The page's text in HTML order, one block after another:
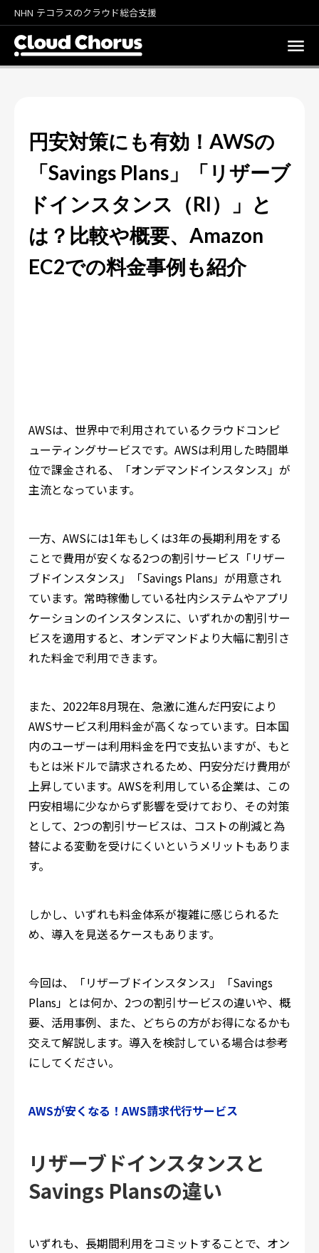
NHN テコラスのクラウド総合支援
円安対策にも有効！AWSの
「Savings Plans」「リザーブ
ドインスタンス（RI）」と
は？比較や概要、Amazon
EC2での料金事例も紹介
AWSは、世界中で利用されているクラウドコンピ
ューティングサービスです。AWSは利用した時間単
位で課金される、「オンデマンドインスタンス」が
主流となっています。
一方、AWSには1年もしくは3年の長期利用をする
ことで費用が安くなる2つの割引サービス「リザー
ブドインスタンス」「Savings Plans」が用意され
ています。常時稼働している社内システムやアプリ
ケーションのインスタンスに、いずれかの割引サー
ビスを適用すると、オンデマンドより大幅に割引さ
れた料金で利用できます。
また、2022年8月現在、急激に進んだ円安により
AWSサービス利用料金が高くなっています。日本国
内のユーザーは利用料金を円で支払いますが、もと
もとは米ドルで請求されるため、円安分だけ費用が
上昇しています。AWSを利用している企業は、この
円安相場に少なからず影響を受けており、その対策
として、2つの割引サービスは、コストの削減と為
替による変動を受けにくいというメリットもありま
す。
しかし、いずれも料金体系が複雑に感じられるた
め、導入を見送るケースもあります。
今回は、「リザーブドインスタンス」「Savings
Plans」とは何か、2つの割引サービスの違いや、概
要、活用事例、また、どちらの方がお得になるかも
交えて解説します。導入を検討している場合は参考
にしてください。
AWSが安くなる！AWS請求代行サービス
リザーブドインスタンスと
Savings Plansの違い
いずれも、長期間利用をコミットすることで、オン